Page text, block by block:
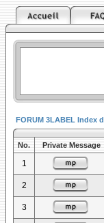
FORUM 3LABEL Index
No. Private Message
1
2
3